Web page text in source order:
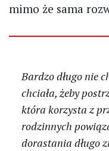
mimo że sama
Bardzo długo nie
chciała, żeby
która korzysta z
rodzinnych
dorastania długo